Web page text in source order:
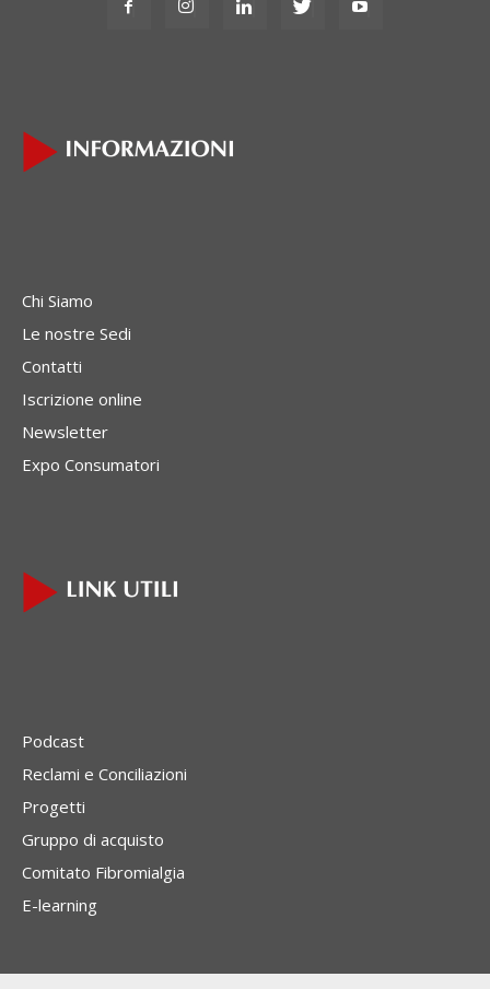
Chi Siamo
Le nostre Sedi
Contatti
Iscrizione online
Newsletter
Expo Consumatori
Podcast
Reclami e Conciliazioni
Progetti
Gruppo di acquisto
Comitato Fibromialgia
E-learning